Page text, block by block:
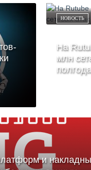
НОВОСТЬ
На
млн
полгода
и